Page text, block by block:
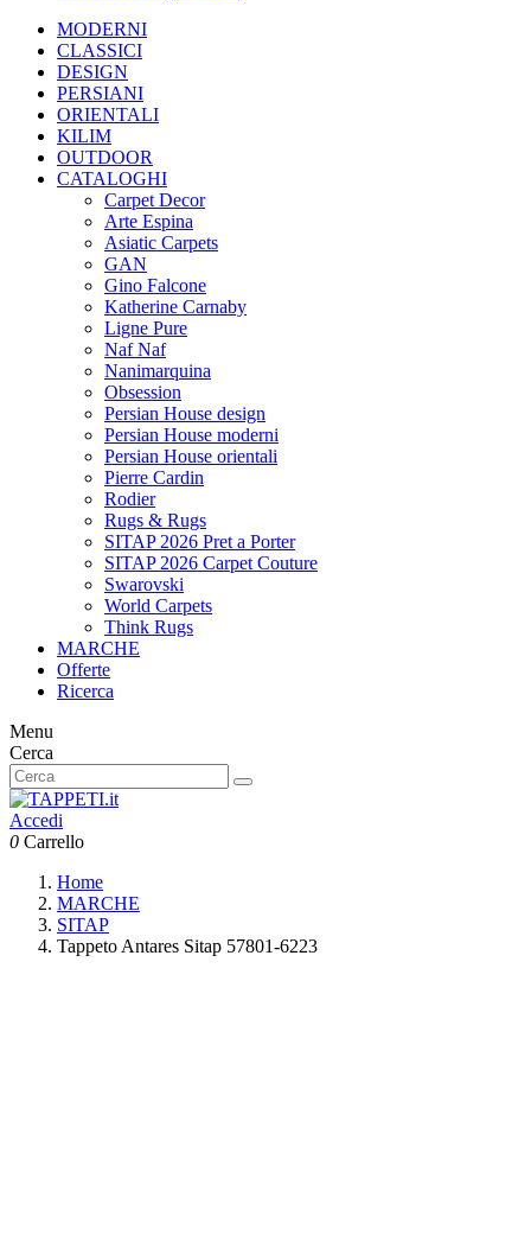
MODERNI
CLASSICI
DESIGN
PERSIANI
ORIENTALI
KILIM
OUTDOOR
CATALOGHI
Carpet Decor
Arte Espina
Asiatic Carpets
GAN
Gino Falcone
Katherine Carnaby
Ligne Pure
Naf Naf
Nanimarquina
Obsession
Persian House design
Persian House moderni
Persian House orientali
Pierre Cardin
Rodier
Rugs & Rugs
SITAP 2026 Pret a Porter
SITAP 2026 Carpet Couture
Swarovski
World Carpets
Think Rugs
MARCHE
Offerte
Ricerca
Menu
Cerca
Accedi
0 Carrello
Home
MARCHE
SITAP
Tappeto Antares Sitap 57801-6223